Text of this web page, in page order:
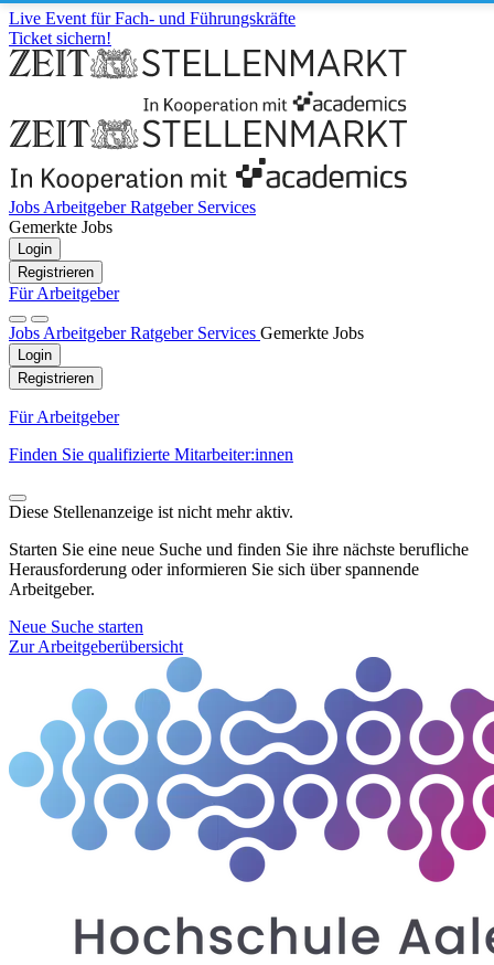
Live Event für Fach- und Führungskräfte
Ticket sichern!
Jobs ArbeitgeberRatgeber Services
Gemerkte Jobs
Login
Registrieren
Für Arbeitgeber
Jobs ArbeitgeberRatgeber Services Gemerkte Jobs
Login
Registrieren
Für Arbeitgeber
Finden Sie qualifizierte Mitarbeiter:innen
Diese Stellenanzeige ist nicht mehr aktiv.
Starten Sie eine neue Suche und finden Sie ihre nächste berufliche
Herausforderung oder informieren Sie sich über spannende
Arbeitgeber.
Neue Suche starten
Zur Arbeitgeberübersicht